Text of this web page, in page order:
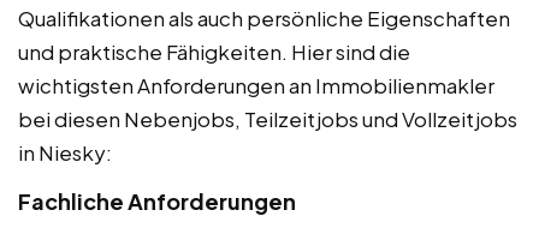
Qualifikationen als auch persönliche Eigenschaften
und praktische Fähigkeiten. Hier sind die
wichtigsten Anforderungen an Immobilienmakler
bei diesen Nebenjobs, Teilzeitjobs und Vollzeitjobs
in Niesky:
Fachliche Anforderungen